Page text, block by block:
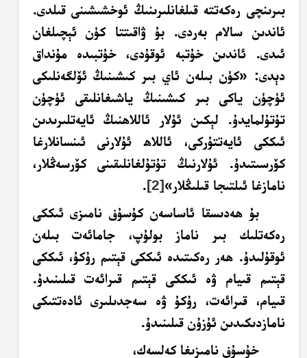
بىرىنچى رەكەتتە قىلغانلىرىنىڭ ئوخشىشىنى قىلدى.
ئاندىن سالام بەردى. بۇ ۋاقىتتا كۈن ئېچىلغان
ئىدى. ئاندىن خۇتبە ئوقۇدى، خۇتبىدە مۇنداق
دېدى: «كۈن بىلەن ئاي بىر كىشىنىڭ ئۆلگەنلىكى
ئۈچۈن ياكى بىر كىشىنىڭ ياشىغانلىقى ئۈچۈن
تۇتۇلمايدۇ. لېكىن ئۇلار ئاللاھنىڭ ئايەتلىرىدىن
ئىككى ئايەتتۇركى، ئاللاھ ئۇلارنى ئىنسانلارغا
كۆرسىتىدۇ. ئۇلارنىڭ تۇتۇلغانلىقىنى كۆرسەڭلار،
نامازغا ئىلتىجا قىلىڭلار»[2]
.
بۇ ھەدىسقا ئاساسەن كۇسۇف نامىزى ئىككى
رەكەتلىك بىر ناماز بولۇپ، جامائەت بىلەن
ئوقۇلىدۇ. ھەر رەكىتىدە ئىككى قېتىم رۇكۇ، ئىككى
قېتىم قىيام ۋە ئىككى قېتىم قىرائەت قىلىنىدۇ.
قىيام، قىرائەت، رۇكۇ ۋە سەجدىلىرى ئادەتتىكى
نامازدىكىدىن ئۇزۇن قىلىنىدۇ.
خۇسۇف نامىزىغا كەلسەك،